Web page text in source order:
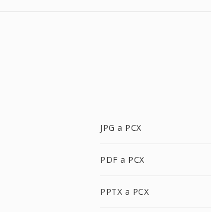
JPG a PCX
PDF a PCX
PPTX a PCX